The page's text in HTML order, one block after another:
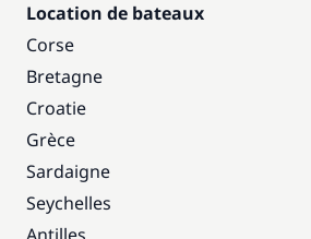
Location de bateaux
Corse
Bretagne
Croatie
Grèce
Sardaigne
Seychelles